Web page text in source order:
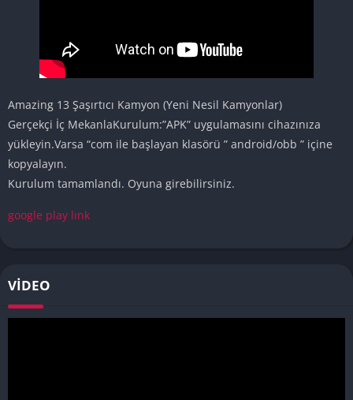
Amazing 13 Şaşırtıcı Kamyon (Yeni Nesil Kamyonlar)
Gerçekçi İç MekanlaKurulum:”APK” uygulamasını cihazınıza
yükleyin.Varsa “com ile başlayan klasörü ” android/obb ” içine
kopyalayın.
Kurulum tamamlandı. Oyuna girebilirsiniz.
google play lınk
VIDEO